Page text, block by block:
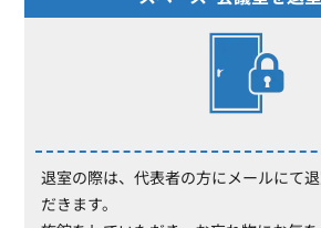
退室の際は、代表者の方にメールにて
だきます。